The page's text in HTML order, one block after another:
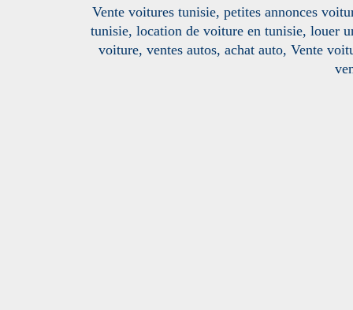
Vente voitures tunisie, petites annonces
tunisie, location de voiture en tunisie, louer
voiture, ventes autos, achat auto, Vente